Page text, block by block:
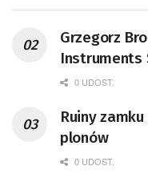
Grzegorz
Instruments S.A. Fizyk,
pracownik
doktor
koordynator
Kompetencji
0 UDOST.
Ruiny
plonów
0 UDOST.